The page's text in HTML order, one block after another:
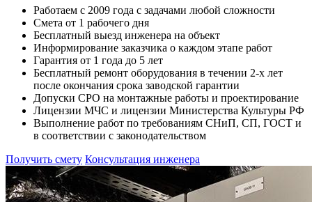
Работаем с 2009 года с задачами любой сложности
Смета от 1 рабочего дня
Бесплатный выезд инженера на объект
Информирование заказчика о каждом этапе работ
Гарантия от 1 года до 5 лет
Бесплатный ремонт оборудования в течении 2-х лет
после окончания срока заводской гарантии
Допуски СРО на монтажные работы и проектирование
Лицензии МЧС и лицензии Министерства Культуры РФ
Выполнение работ по требованиям СНиП, СП, ГОСТ и
в соответствии с законодательством
Получить смету Консультация инженера